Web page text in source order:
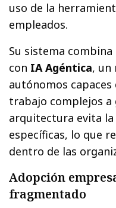
uso de la
empleados.
Su sistema
con IA Agéntica, un
autónomos
trabajo complejos a
arquitectura evita la
específicas, lo que
dentro de las
Adopción
fragmentado